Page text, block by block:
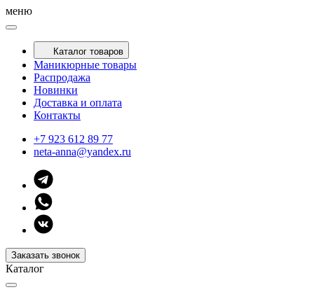
меню
Каталог товаров
Маникюрные товары
Распродажа
Новинки
Доставка и оплата
Контакты
+7 923 612 89 77
neta-anna@yandex.ru
Заказать звонок
Каталог